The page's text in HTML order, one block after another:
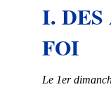
I.
FOI
Le 1er